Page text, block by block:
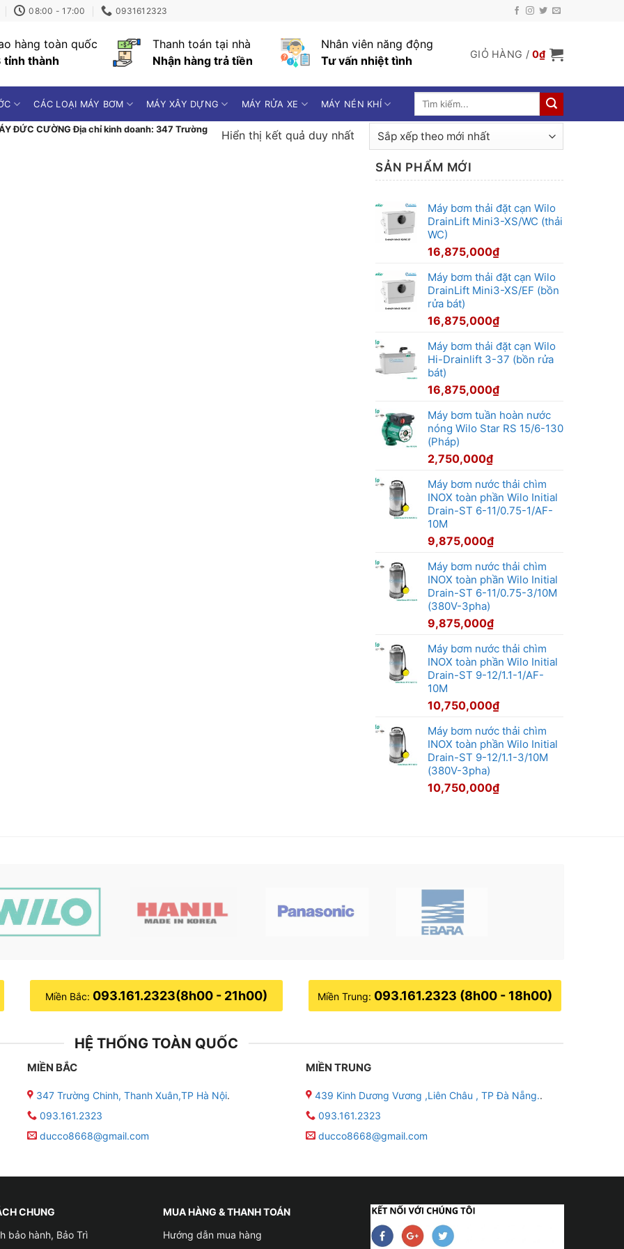
08:00 - 17:00 0931612323
hàng toàn quốc
tỉnh thành
Thanh toán tại nhà
Nhận hàng trả tiền
Nhân viên năng động
Tư vấn nhiệt tình
GIỎ HÀNG /0₫
CÁC LOẠI MÁY BƠM MÁY XÂY DỰNG MÁY RỬA XE MÁY NÉN KHÍ
Tìm
ĐỨC CƯỜNG Địa chỉ kinh doanh: 347 Trường
Hiển thị kết quả duy nhất
SẢN PHẨM MỚI
Máy bơm thải đặt cạn Wilo
DrainLift Mini3-XS/WC (thải
WC)
16,875,000₫
Máy bơm thải đặt cạn Wilo
DrainLift Mini3-XS/EF (bồn
rửa bát)
16,875,000₫
Máy bơm thải đặt cạn Wilo
Hi-Drainlift 3-37 (bồn rửa
bát)
16,875,000₫
Máy bơm tuần hoàn nước
nóng Wilo Star RS 15/6-130
(Pháp)
2,750,000₫
Máy bơm nước thải chìm
INOX toàn phần Wilo Initial
Drain-ST 6-11/0.75-1/AF-
10M
9,875,000₫
Máy bơm nước thải chìm
INOX toàn phần Wilo Initial
Drain-ST 6-11/0.75-3/10M
(380V-3pha)
9,875,000₫
Máy bơm nước thải chìm
INOX toàn phần Wilo Initial
Drain-ST 9-12/1.1-1/AF-
10M
10,750,000₫
Máy bơm nước thải chìm
INOX toàn phần Wilo Initial
Drain-ST 9-12/1.1-3/10M
(380V-3pha)
10,750,000₫
Miền Bắc: 093.161.2323(8h00 - 21h00) Miền Trung: 093.161.2323 (8h00 - 18h00)
HỆ THỐNG TOÀN QUỐC
MIỀN BẮC
347 Trường Chinh, Thanh Xuân,TP Hà Nội.
093.161.2323
ducco8668@gmail.com
MIỀN TRUNG
439 Kinh Dương Vương ,Liên Châu , TP Đà Nẵng..
093.161.2323
ducco8668@gmail.com
CHUNG
bảo hành, Bảo Trì
MUA HÀNG & THANH TOÁN
Hướng dẫn mua hàng